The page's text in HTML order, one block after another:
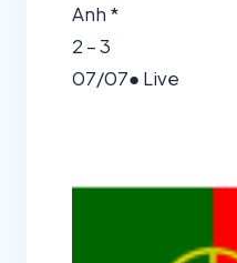
Anh *
2 – 3
07/07● Live